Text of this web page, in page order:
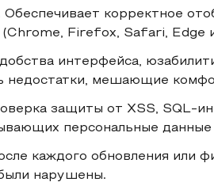
Обеспечивает корректное
Firefox, Safari, Edge
интерфейса,
недостатки, мешающие
защиты от XSS, SQL-
персональные
каждого обновления или
нарушены.